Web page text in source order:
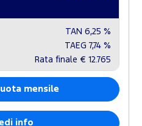
TAN 6,25 %
TAEG 7,74 %
Rata finale € 12.765
mensile
info